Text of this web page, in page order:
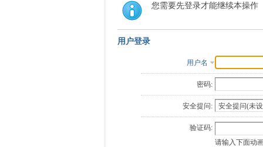
您需要先登录才能继续本操作
用户登录
用户名
密码:
安全提问:
验证码:
请输入下面动